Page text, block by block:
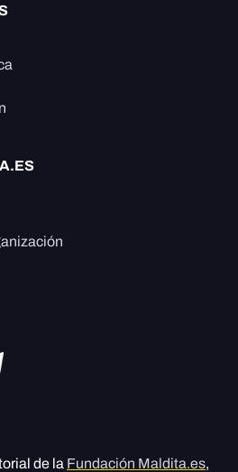
de la Fundación Maldita.es,